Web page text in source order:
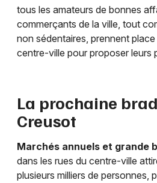
tous les amateurs de bonnes
commerçants de la ville, tout
non sédentaires, prennent
centre-ville pour proposer leurs
La prochaine
Creusot
Marchés annuels et grande
dans les rues du centre-ville
plusieurs milliers de personnes,